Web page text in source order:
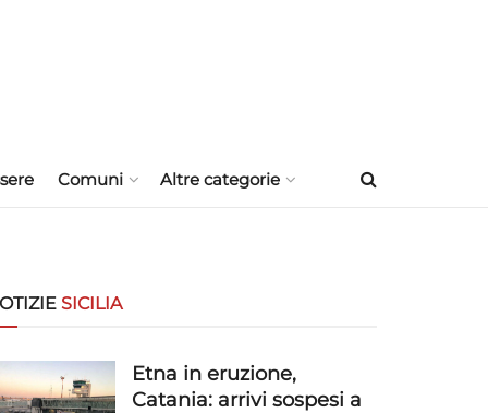
Comuni Altre categorie
SICILIA
Etna in eruzione,
Catania: arrivi sospesi a